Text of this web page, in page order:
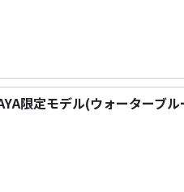
限定モデル(ウォーターブ